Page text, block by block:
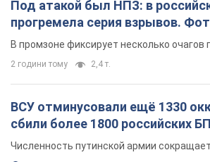
Под атакой был НПЗ: в
прогремела серия взрывов.
В промзоне фиксирует несколько очагов
2 години тому 2,4 т.
ВСУ отминусовали ещё 1330
сбили более 1800 российских
Численность путинской армии